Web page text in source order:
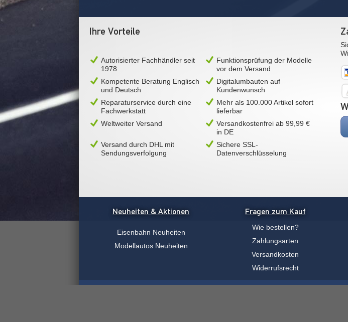
Ihre Vorteile
Autorisierter Fachhändler seit
1978
Funktionsprüfung der Modelle
vor dem Versand
Kompetente Beratung Englisch
und Deutsch
Digitalumbauten auf
Kundenwunsch
Reparaturservice durch eine
Fachwerkstatt
Mehr als 100.000 Artikel sofort
lieferbar
Weltweiter Versand
Versandkostenfrei ab 99,99 €
in DE
Versand durch DHL mit
Sendungsverfolgung
Sichere SSL-
Datenverschlüsselung
Neuheiten & Aktionen
Eisenbahn Neuheiten
Modellautos Neuheiten
Fragen zum Kauf
Wie bestellen?
Zahlungsarten
Versandkosten
Widerrufsrecht